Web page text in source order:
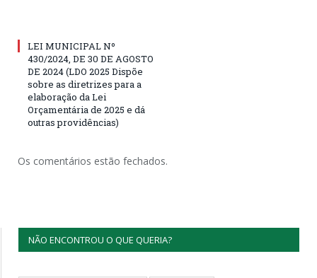
LEI MUNICIPAL Nº
430/2024, DE 30 DE AGOSTO
DE 2024 (LDO 2025 Dispõe
sobre as diretrizes para a
elaboração da Lei
Orçamentária de 2025 e dá
outras providências)
Os comentários estão fechados.
NÃO ENCONTROU O QUE QUERIA?